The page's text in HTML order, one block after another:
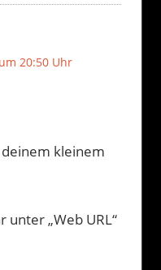
20:50 Uhr
kleinem
unter „Web URL“